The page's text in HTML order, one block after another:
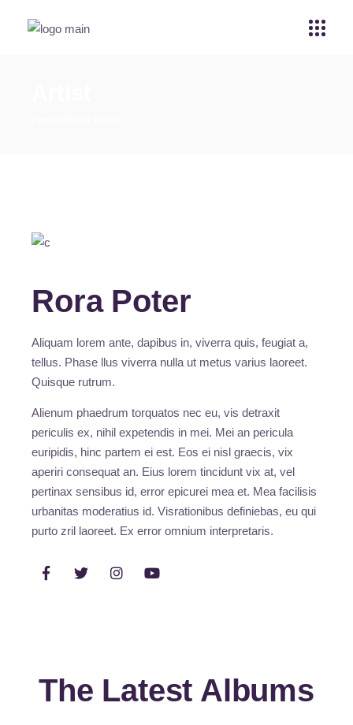
Rora Poter
Aliquam lorem ante, dapibus in, viverra quis, feugiat a,
tellus. Phase llus viverra nulla ut metus varius laoreet.
Quisque rutrum.
Alienum phaedrum torquatos nec eu, vis detraxit
periculis ex, nihil expetendis in mei. Mei an pericula
euripidis, hinc partem ei est. Eos ei nisl graecis, vix
aperiri consequat an. Eius lorem tincidunt vix at, vel
pertinax sensibus id, error epicurei mea et. Mea facilisis
urbanitas moderatius id. Visrationibus definiebas, eu qui
purto zril laoreet. Ex error omnium interpretaris.
The Latest Albums